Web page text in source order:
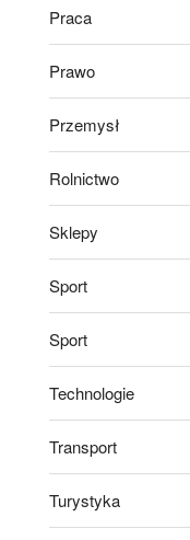
Praca
Prawo
Przemysł
Rolnictwo
Sklepy
Sport
Sport
Technologie
Transport
Turystyka